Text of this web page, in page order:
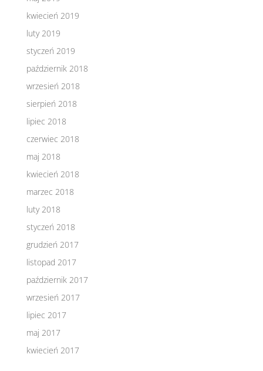
kwiecień 2019
luty 2019
styczeń 2019
październik 2018
wrzesień 2018
sierpień 2018
lipiec 2018
czerwiec 2018
maj 2018
kwiecień 2018
marzec 2018
luty 2018
styczeń 2018
grudzień 2017
listopad 2017
październik 2017
wrzesień 2017
lipiec 2017
maj 2017
kwiecień 2017